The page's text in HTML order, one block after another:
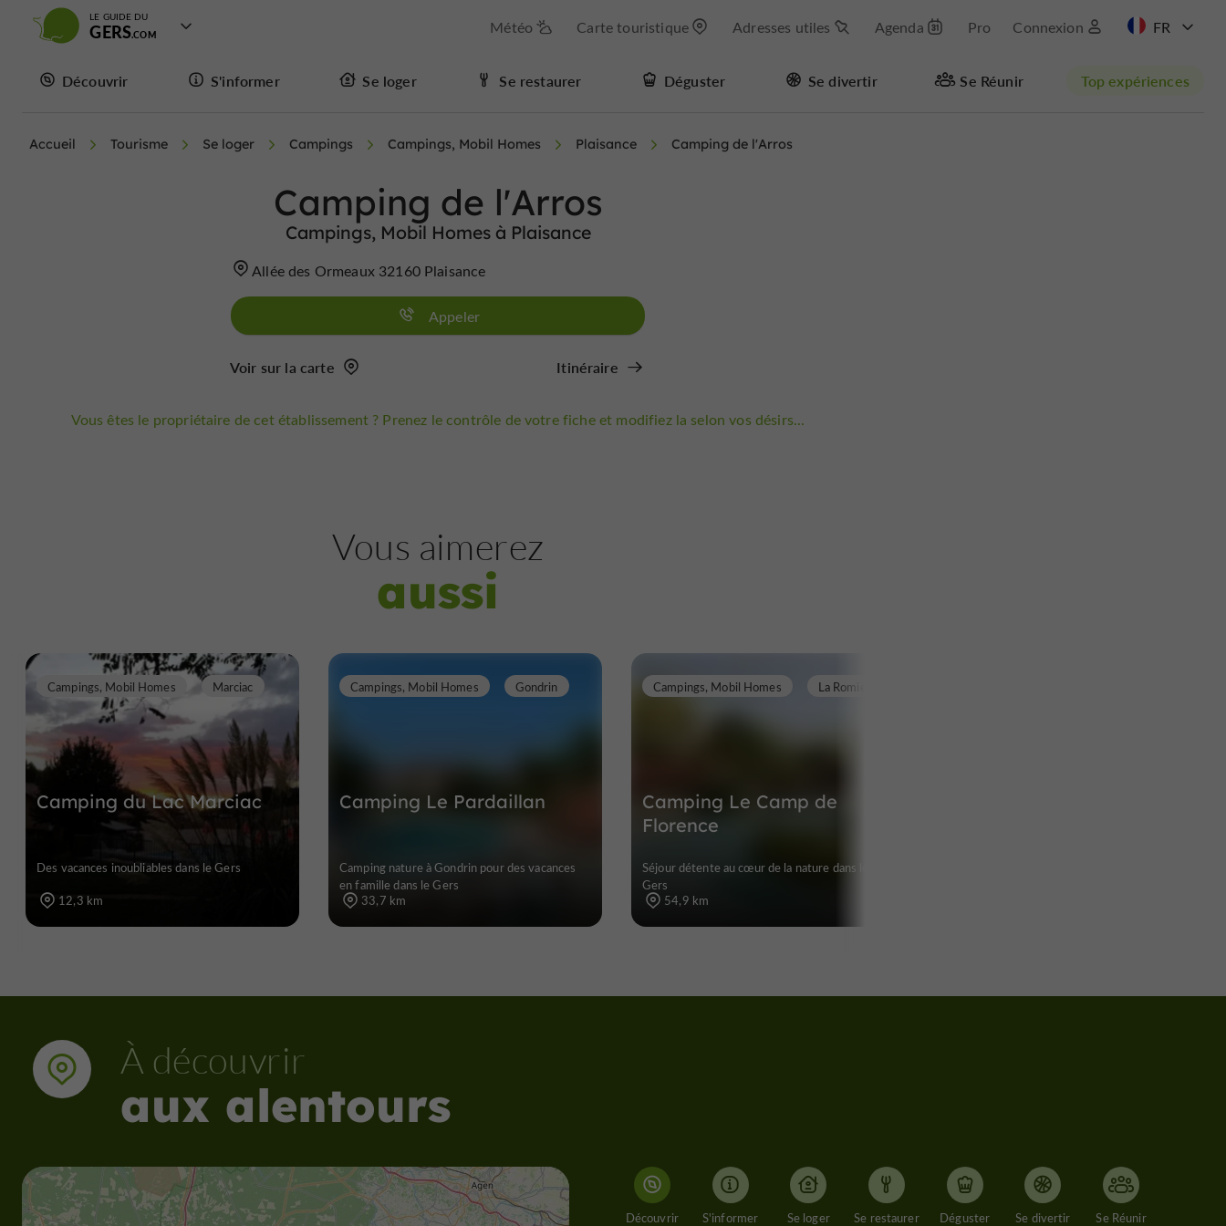
LE GUIDE DU
GERS Météo Carte touristique Adresses utiles Agenda Pro Connexion
Découvrir S'informer Se loger Se restaurer Déguster Se divertir Se Réunir Top expériences
Accueil Tourisme Se loger Campings Campings, Mobil Homes Plaisance Camping de l'Arros
Camping de l'Arros
Campings, Mobil Homes à Plaisance
Allée des Ormeaux 32160 Plaisance
Appeler
Voir sur la carte Itinéraire
Vous êtes le propriétaire de cet établissement ? Prenez le contrôle de votre fiche et modifiez la selon vos désirs...
Vous aimerez
aussi
Camping du Lac Marciac
Campings, Mobil Homes Marciac
Des vacances inoubliables dans le Gers
12,3 km
Camping Le Pardaillan
Campings, Mobil Homes Gondrin
Camping nature à Gondrin pour des vacances
en famille dans le Gers
33,7 km
Camping Le Camp de
Florence
Campings, Mobil Homes La Romieu
Séjour détente au cœur de la nature dans le
Gers
54,9 km
À découvrir
aux alentours
Découvrir S'informer Se loger Se restaurer Déguster Se divertir Se Réunir